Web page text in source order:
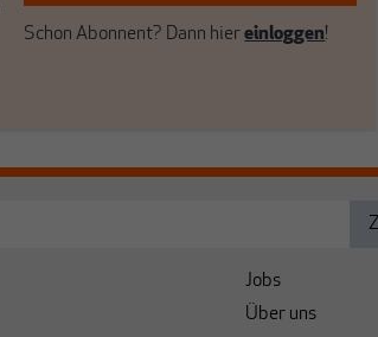
Schon Abonnent? Dann hier einloggen!
Jobs
Über uns